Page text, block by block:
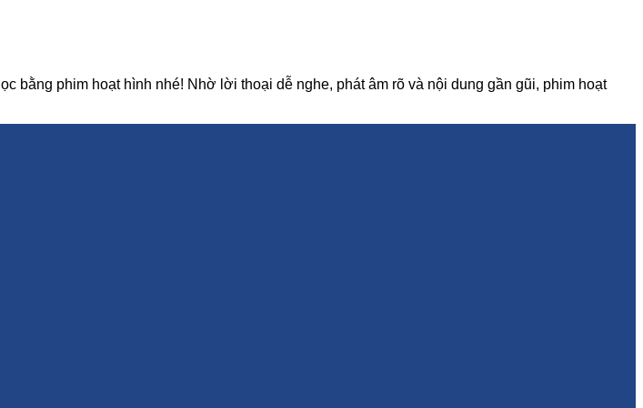
bằng phim hoạt hình nhé! Nhờ lời thoại dễ nghe, phát âm rõ và nội dung gần gũi, phim hoạt